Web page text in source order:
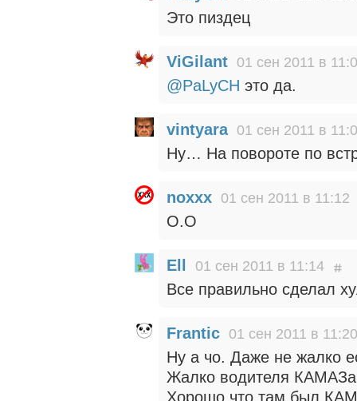
Это пиздец
ViGilant 01 сен 2011 в
@PaLyCH это да.
vintyara 01 сен 2011 в
Ну… На повороте по
noxxx 01 сен 2011 в 11:12
O.O
Ell 01 сен 2011 в 11:14
Все правильно сделал
Frantic 01 сен 2011 в 11:20
Ну а чо. Даже не жалко
Жалко водителя
Хорошо что там был